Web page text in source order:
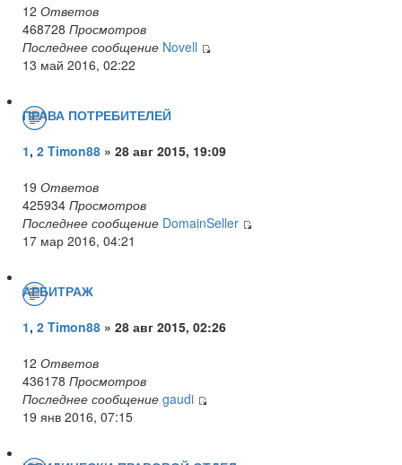
12 Ответов
468728 Просмотров
Последнее сообщение Novell
13 май 2016, 02:22
ПРАВА ПОТРЕБИТЕЛЕЙ
1, 2 Timon88 » 28 авг 2015, 19:09
19 Ответов
425934 Просмотров
Последнее сообщение DomainSeller
17 мар 2016, 04:21
АРБИТРАЖ
1, 2 Timon88 » 28 авг 2015, 02:26
12 Ответов
436178 Просмотров
Последнее сообщение gaudi
19 янв 2016, 07:15